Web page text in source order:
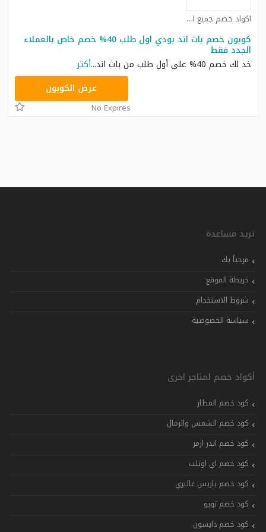
اكواد خصم جميع المتاجر العربية كوبون
كوبون خصم باث اند بودي اول طلب 40% خصم خاص بالعملاء
الجدد فقط
خذ لك خصم 40% على أول طلب من باث اند
...أكثر
عرض الكوبون
No Expires
تريد مساعدة
مرحباً بك
خريطة الموقع
شروط الاستخدام
سياسة الخصوصية
أكواد خصم لمتاجر اخرى
كود خصم المطار
كود خصم الشمس والرمال
كود خصم اندر ارمر
كود خصم اي اوتلت
كود خصم باريس غاليري
كود خصم تويو
كود خصم دايسون